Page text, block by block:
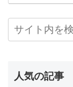
人気の記事